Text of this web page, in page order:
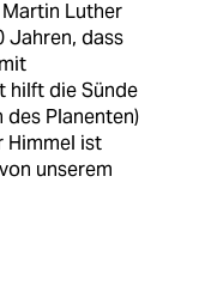
Martin Luther
Jahren, dass
hilft die Sünde
des Planenten)
Himmel ist
unserem